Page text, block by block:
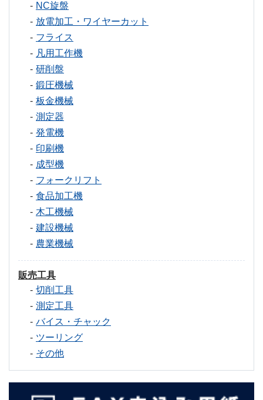
NC旋盤
放電加工・ワイヤーカット
フライス
凡用工作機
研削盤
鍛圧機械
板金機械
測定器
発電機
印刷機
成型機
フォークリフト
食品加工機
木工機械
建設機械
農業機械
販売工具
切削工具
測定工具
バイス・チャック
ツーリング
その他